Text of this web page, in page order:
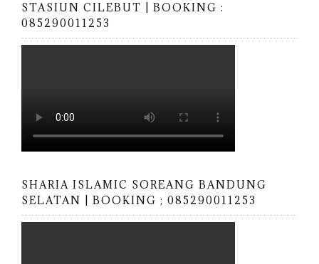
STASIUN CILEBUT | BOOKING :
085290011253
SHARIA ISLAMIC SOREANG BANDUNG
SELATAN | BOOKING ; 085290011253